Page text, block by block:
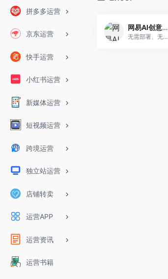
拼多多运营
京东运营
快手运营
小红书运营
新媒体运营
短视频运营
跨境运营
独立站运营
店铺转卖
运营APP
运营资讯
运营书籍
网易AI创意工坊
无需部署、无需安装即可体验Stable Diffusion。